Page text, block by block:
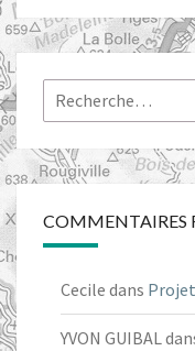
Rechercher :
COMMENTAIRES
Cecile dans
YVON GUIBAL